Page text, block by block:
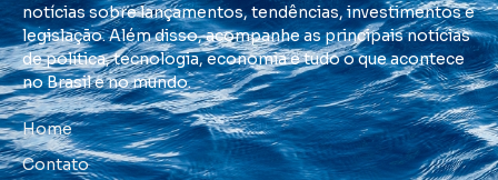
notícias sobre lançamentos, tendências, investimentos e
legislação. Além disso, acompanhe as principais notícias
de política, tecnologia, economia e tudo o que acontece
no Brasil e no mundo.
Home
Contato